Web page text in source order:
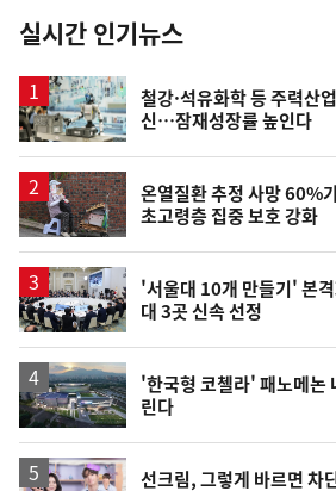
뉴
스
실시간 인기뉴스
철강·석유화학 등 주력산
신…잠재성장률 높인다
온열질환 추정 사망 60%
초고령층 집중 보호 강화
'서울대 10개 만들기' 본
대 3곳 신속 선정
'한국형 코첼라' 패노메논
린다
영
선크림, 그렇게 바르면 차